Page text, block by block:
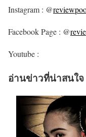
Instagram : @
Facebook Page : @
Youtube :
อ่านข่าวที่น่าสนใจ